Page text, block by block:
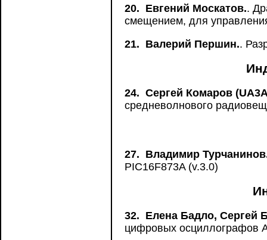
20. Евгений Москатов..
смещением, для
21. Валерий Першин..
24. Сергей Комаров
средневолнового
27. Владимир
PIC16F873A (v.3.0)
32. Елена Бадло, Сергей
цифровых осциллографов